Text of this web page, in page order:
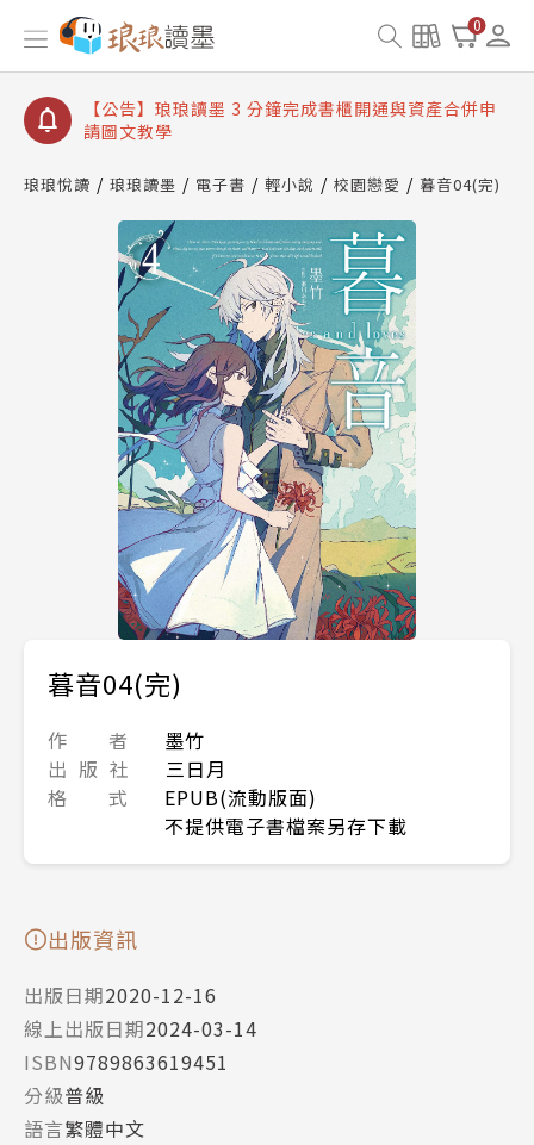
0
【公告】琅琅讀墨數位閱讀資產合併與書櫃開通申請
【公告】琅琅讀墨書櫃開通常見問題
【公告】琅琅讀墨 3 分鐘完成書櫃開通與資產合併申
請圖文教學
查詢
停部分閱讀服務
琅琅悅讀 琅琅讀墨 電子書 輕小說 校園戀愛 暮音04(完)
暮音04(完)
作 者
墨竹
出 版 社
三日月
格 式
EPUB(流動版面)
不提供電子書檔案另存下載
出版資訊
出版日期2020-12-16
線上出版日期2024-03-14
ISBN9789863619451
分級普級
語言繁體中文